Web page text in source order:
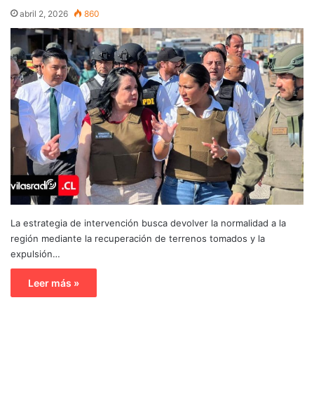
abril 2, 2026 860
La estrategia de intervención busca devolver la normalidad a la
región mediante la recuperación de terrenos tomados y la
expulsión…
Leer más »